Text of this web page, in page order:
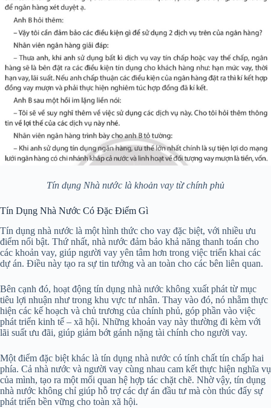
Tín dụng Nhà nước là khoản vay từ chính phủ
Tín Dụng Nhà Nước Có Đặc Điểm Gì
Tín dụng nhà nước là một hình thức cho vay đặc biệt, với nhiều ưu
điểm nổi bật. Thứ nhất, nhà nước đảm bảo khả năng thanh toán cho
các khoản vay, giúp người vay yên tâm hơn trong việc triển khai các
dự án. Điều này tạo ra sự tin tưởng và an toàn cho các bên liên quan.
Bên cạnh đó, hoạt động tín dụng nhà nước không xuất phát từ mục
tiêu lợi nhuận như trong khu vực tư nhân. Thay vào đó, nó nhằm thực
hiện các kế hoạch và chủ trương của chính phủ, góp phần vào việc
phát triển kinh tế – xã hội. Những khoản vay này thường đi kèm với
lãi suất ưu đãi, giúp giảm bớt gánh nặng tài chính cho người vay.
Một điểm đặc biệt khác là tín dụng nhà nước có tính chất tín chấp hai
phía. Cả nhà nước và người vay cùng nhau cam kết thực hiện nghĩa vụ
của mình, tạo ra một mối quan hệ hợp tác chặt chẽ. Nhờ vậy, tín dụng
nhà nước không chỉ giúp hỗ trợ các dự án đầu tư mà còn thúc đẩy sự
phát triển bền vững cho toàn xã hội.